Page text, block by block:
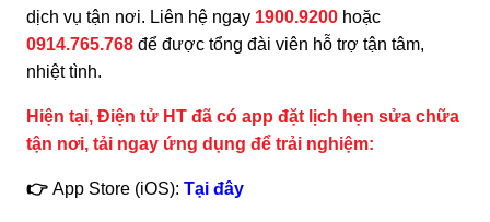
dịch vụ tận nơi. Liên hệ ngay 1900.9200 hoặc
0914.765.768 để được tổng đài viên hỗ trợ tận tâm,
nhiệt tình.
Hiện tại, Điện tử HT đã có app đặt lịch hẹn sửa chữa
tận nơi, tải ngay ứng dụng để trải nghiệm:
👉 App Store (iOS): Tại đây